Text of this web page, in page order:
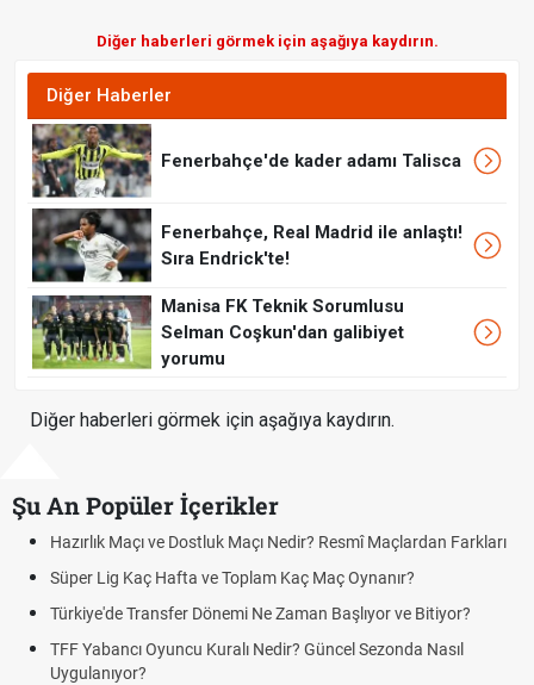
Diğer haberleri görmek için aşağıya kaydırın.
Diğer Haberler
Fenerbahçe'de kader adamı Talisca
Fenerbahçe, Real Madrid ile anlaştı!
Sıra Endrick'te!
Manisa FK Teknik Sorumlusu
Selman Coşkun'dan galibiyet
yorumu
Diğer haberleri görmek için aşağıya kaydırın.
Şu An Popüler İçerikler
ve Dostluk Maçı Nedir? Resmî Maçlardan Farkları
Kaç Hafta ve Toplam Kaç Maç Oynanır?
Transfer Dönemi Ne Zaman Başlıyor ve Bitiyor?
Oyuncu Kuralı Nedir? Güncel Sezonda Nasıl
Puan
Futbol
Deplasman